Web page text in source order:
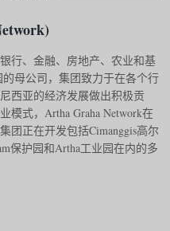
行、金融、房地产、农业和基
母公司，集团致力于在各个行
西亚的经济发展做出积极贡
模式，Artha Graha Network在
团正在开发包括Cimanggis高尔
保护园和Artha工业园在内的多